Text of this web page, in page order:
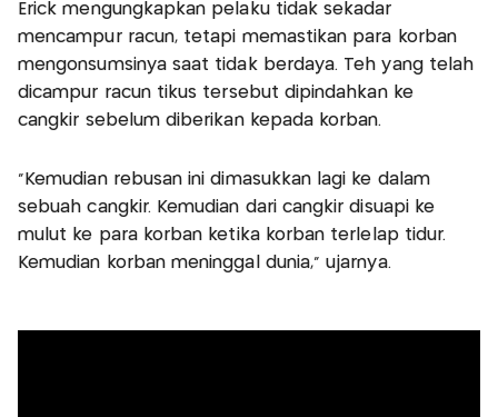
Erick mengungkapkan pelaku tidak sekadar
mencampur racun, tetapi memastikan para korban
mengonsumsinya saat tidak berdaya. Teh yang telah
dicampur racun tikus tersebut dipindahkan ke
cangkir sebelum diberikan kepada korban.
"Kemudian rebusan ini dimasukkan lagi ke dalam
sebuah cangkir. Kemudian dari cangkir disuapi ke
mulut ke para korban ketika korban terlelap tidur.
Kemudian korban meninggal dunia," ujarnya.